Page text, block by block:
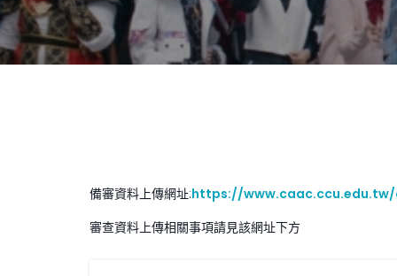
備審資料上傳網址:https://
審查資料上傳相關事項請見該網址下方